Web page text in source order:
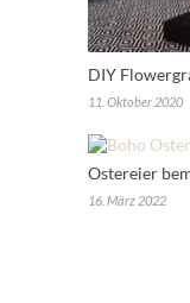
DIY
11. Oktober 2020
Ostereier
16. März 2022